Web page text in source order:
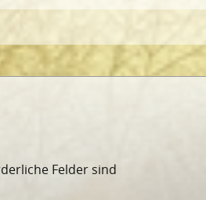
Felder sind